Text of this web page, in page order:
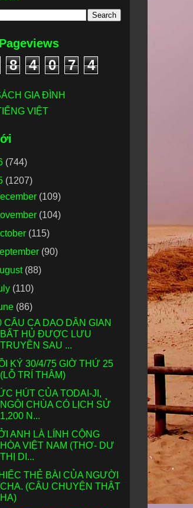
8 4 0 7 4
GIA ĐÌNH
VIỆT
(744)
(1207)
(109)
(104)
(115)
(90)
(88)
(110)
(86)
CÂU CA DAO DÂN GIAN
BẤT HỦ ĐƯỢC LƯU
TRUYỀN SAU ...
KÝ 30/4/75 GIỜ THỨ 25
(LỖ TRÍ THÂM)
HÚT CỦA TODAI-JI,
NGÔI CHÙA CÓ LỊCH SỬ
1,200 N...
ANH LÀ LÍNH CỘNG
HÒA VIỆT NAM (THƠ- DƯ
THỊ DI...
THẺ BÀI CỦA NGƯỜI
CHA. (CÂU CHUYỆN THẬT
HA)